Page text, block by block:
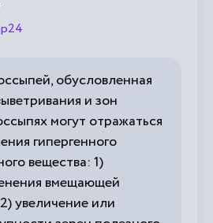
обусловленная
и зон
могут отражаться
гипергенного
вещества: 1)
вмещающей
увеличение или